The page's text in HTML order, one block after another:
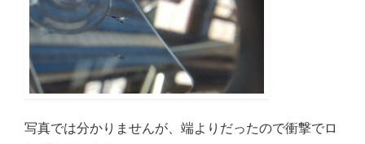
写真では分かりませんが、端よりだったので衝撃でロ